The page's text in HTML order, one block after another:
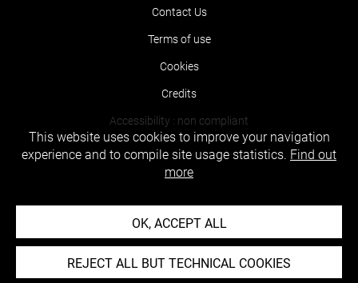
Contact Us
Terms of use
Cookies
Credits
Accessibility : non compliant
This website uses cookies to improve your navigation
experience and to compile site usage statistics. Find out
more
OK, ACCEPT ALL
REJECT ALL BUT TECHNICAL COOKIES